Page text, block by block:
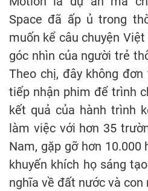
Space đã ấp ủ trong
muốn kể câu chuyện
góc nhìn của người trẻ
Theo chị, đây không
tiếp nhận phim để trình
kết quả của hành trình
làm việc với hơn 35
Nam, gặp gỡ hơn 10.000
khuyến khích họ sáng
nghĩa về đất nước và